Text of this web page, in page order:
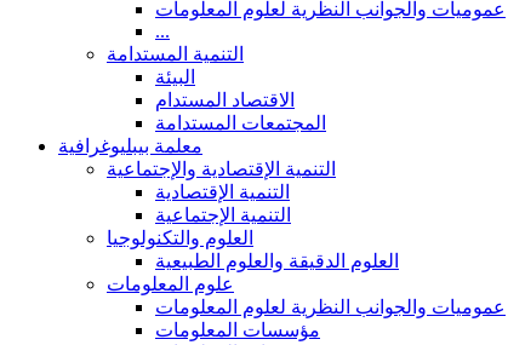
عموميات والجوانب النظرية لعلوم المعلومات
...
التنمية المستدامة
البيئة
الاقتصاد المستدام
المجتمعات المستدامة
معلمة بيبليوغرافية
التنمية الإقتصادية والإجتماعية
التنمية الإقتصادية
التنمية الإجتماعية
العلوم والتكنولوجيا
العلوم الدقيقة والعلوم الطبيعية
علوم المعلومات
عموميات والجوانب النظرية لعلوم المعلومات
مؤسسات المعلومات